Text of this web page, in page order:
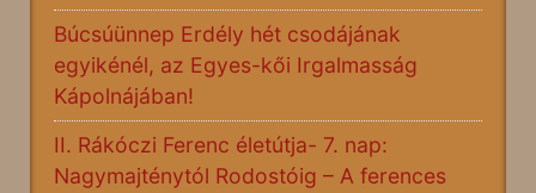
Búcsúünnep Erdély hét csodájának
egyikénél, az Egyes-kői Irgalmasság
Kápolnájában!
II. Rákóczi Ferenc életútja- 7. nap:
Nagymajténytól Rodostóig – A ferences